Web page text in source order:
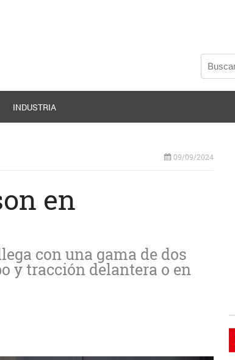
INDUSTRIA
09/09/2024
en
con una gama de dos
y tracción delantera o en